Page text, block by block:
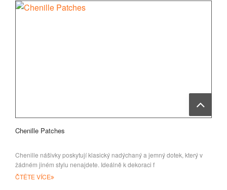
Chenille Patches
Chenille nášivky poskytují klasický nadýchaný a jemný dotek, který v
žádném jiném stylu nenajdete. Ideálně k dekoraci f
ČTĚTE VÍCE